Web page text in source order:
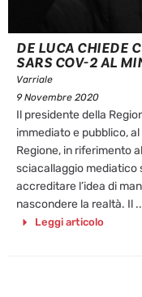
DE LUCA CHIEDE
SARS COV-2 AL
Varriale
9 Novembre 2020
Il presidente della
immediato e pubblico,
Regione, in riferimento
sciacallaggio mediatico
accreditare l’idea di
nascondere la realtà. Il
Leggi articolo